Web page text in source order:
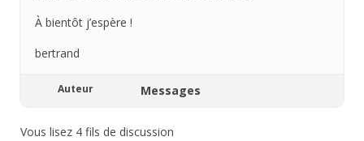
À bientôt j’espère !
bertrand
Auteur Messages
Vous lisez 4 fils de discussion